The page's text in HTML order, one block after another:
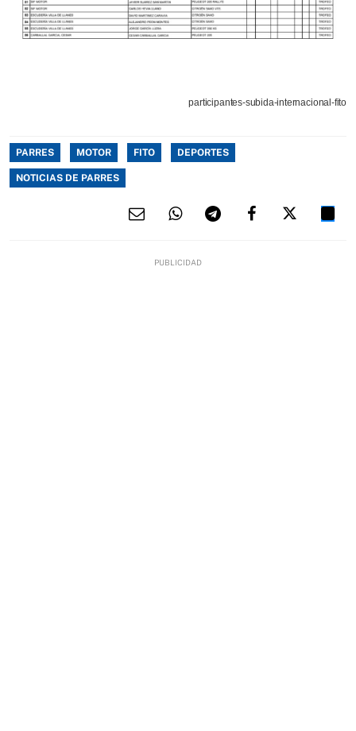
participantes-subida-internacional-fito
PARRES MOTOR FITO DEPORTES
NOTICIAS DE PARRES